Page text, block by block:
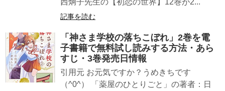
記事を読む
「神さま学校の落ちこぼれ」2巻を電
子書籍で無料試し読みする方法・あら
すじ・3巻発売日情報
引用元 お元気ですか？うめきちです
（^0^） 「薬屋のひとりごと」の著者：日